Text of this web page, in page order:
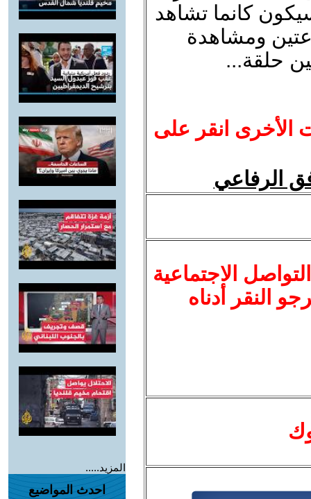
كانما تشاهد
ومشاهدة
حلقة...
الأخرى انقر على
الرفاعي
الاجتماعية
النقر أدناه
المزيد.....
احدث المواضيع